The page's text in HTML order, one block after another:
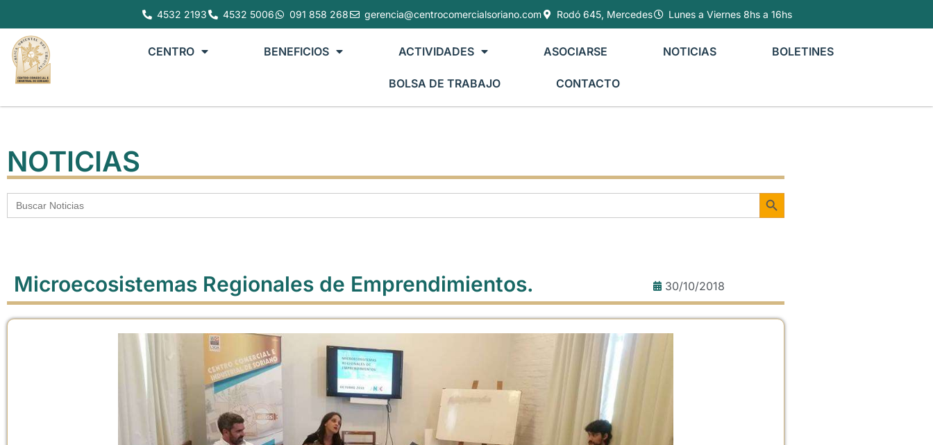
4532 2193 4532 5006 091 858 268 gerencia@centrocomercialsoriano.com Rodó 645, Mercedes Lunes a Viernes 8hs a 16hs
CENTRO BENEFICIOS ACTIVIDADES ASOCIARSE NOTICIAS BOLETINES
BOLSA DE TRABAJO CONTACTO
NOTICIAS
Buscar: Botón de búsqueda
Microecosistemas Regionales de Emprendimientos. 30/10/2018